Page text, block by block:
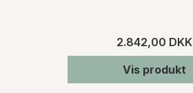
2.842,00 DKK
Vis produkt